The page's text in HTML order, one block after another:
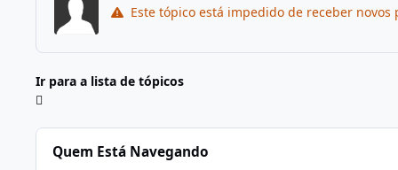
Este tópico está impedido de receber novos
Ir para a lista de tópicos
Quem Está Navegando